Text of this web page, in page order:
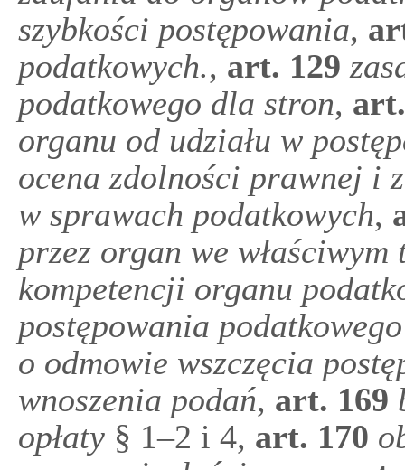
szybkości postępowania,
podatkowych., art. 129
podatkowego dla stron,
organu od udziału w
ocena zdolności prawnej i
w sprawach podatkowych,
przez organ we
kompetencji organu
postępowania podatkowego
o odmowie wszczęcia
wnoszenia podań, art. 169
opłaty § 1–2 i 4, art. 170